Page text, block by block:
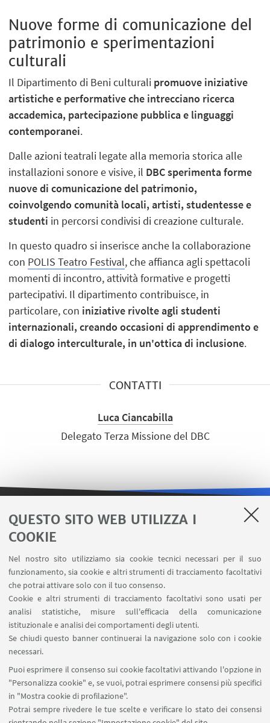
QUESTO SITO WEB UTILIZZA I
COOKIE
Nel nostro sito utilizziamo sia cookie tecnici necessari per il suo
funzionamento, sia cookie e altri strumenti di tracciamento facoltativi
che potrai attivare solo con il tuo consenso.
Cookie e altri strumenti di tracciamento facoltativi sono usati per
analisi statistiche, misure sull'efficacia della comunicazione
istituzionale e analisi dei comportamenti degli utenti.
Se chiudi questo banner continuerai la navigazione solo con i cookie
necessari.
Puoi esprimere il consenso sui cookie facoltativi attivando l'opzione in
"Personalizza cookie" e, se vuoi, potrai esprimere consensi più specifici
in "Mostra cookie di profilazione".
Potrai sempre rivedere le tue scelte e verificare lo stato dei consensi
Nuove forme di comunicazione del
patrimonio e sperimentazioni
culturali
Il Dipartimento di Beni culturali promuove iniziative
artistiche e performative che intrecciano ricerca
accademica, partecipazione pubblica e linguaggi
contemporanei.
Dalle azioni teatrali legate alla memoria storica alle
installazioni sonore e visive, il DBC sperimenta forme
nuove di comunicazione del patrimonio,
coinvolgendo comunità locali, artisti, studentesse e
studenti in percorsi condivisi di creazione culturale.
In questo quadro si inserisce anche la collaborazione
con POLIS Teatro Festival, che affianca agli spettacoli
momenti di incontro, attività formative e progetti
partecipativi. Il dipartimento contribuisce, in
particolare, con iniziative rivolte agli studenti
internazionali, creando occasioni di apprendimento e
di dialogo interculturale, in un'ottica di inclusione.
CONTATTI
Luca Ciancabilla
Delegato Terza Missione del DBC
LINK UTILI
Area riservata
Carta dei servizi
SEGUI IL DIPARTIMENTO SU:
SEGUI UNIBO SU: